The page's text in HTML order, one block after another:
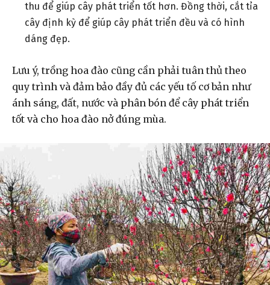
thu để giúp cây phát triển tốt hơn. Đồng thời, cắt tỉa
cây định kỳ để giúp cây phát triển đều và có hình
dáng đẹp.
Lưu ý, trồng hoa đào cũng cần phải tuân thủ theo
quy trình và đảm bảo đầy đủ các yếu tố cơ bản như
ánh sáng, đất, nước và phân bón để cây phát triển
tốt và cho hoa đào nở đúng mùa.